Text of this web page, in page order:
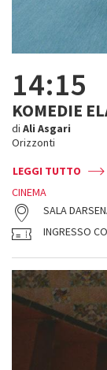
14:15
KOMEDIE
di Ali Asgari
Orizzonti
LEGGI TUTTO
CINEMA
SALA
INGRESSO